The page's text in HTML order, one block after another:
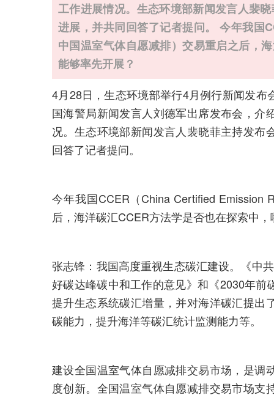
工作进展情况。生态环境部新闻发言人裴
进展，并共同回答了记者提问。 今年我
中国温室气体自愿减排）交易重启之后，
能够率先开展？
4月28日，生态环境部举行4月例行新闻发
国海警局新闻发言人刘德军出席发布会，介
况。生态环境部新闻发言人裴晓菲主持发布
回答了记者提问。
今年我国CCER（China Certified Emission
后，海洋碳汇CCER方法学是否也在探索中
张志锋：我国高度重视生态碳汇建设。《中
好碳达峰碳中和工作的意见》和《2030年
提升生态系统碳汇增量，并对海洋碳汇提出
碳能力，提升海洋等碳汇统计监测能力等。
建设全国温室气体自愿减排交易市场，是调
度创新。全国温室气体自愿减排交易市场